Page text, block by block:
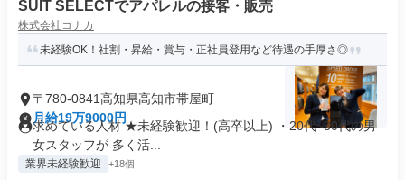
SUIT SELECTでアパレルの接客・販売
株式会社コナカ
未経験OK！社割・昇給・賞与・正社員登用など待遇の手厚さ◎
〒780-0841高知県高知市帯屋町
月給19万9000円
求めている人材 ★未経験歓迎！(高卒以上) ・20代~30代の男
女スタッフが 多く活...
業界未経験歓迎 +18個